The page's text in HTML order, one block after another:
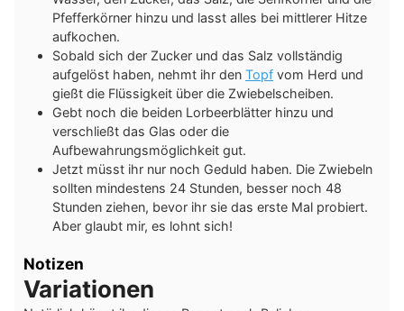
Pfefferkörner hinzu und lasst alles bei mittlerer Hitze
aufkochen.
Sobald sich der Zucker und das Salz vollständig
aufgelöst haben, nehmt ihr den Topf vom Herd und
gießt die Flüssigkeit über die Zwiebelscheiben.
Gebt noch die beiden Lorbeerblätter hinzu und
verschließt das Glas oder die
Aufbewahrungsmöglichkeit gut.
Jetzt müsst ihr nur noch Geduld haben. Die Zwiebeln
sollten mindestens 24 Stunden, besser noch 48
Stunden ziehen, bevor ihr sie das erste Mal probiert.
Aber glaubt mir, es lohnt sich!
Notizen
Variationen